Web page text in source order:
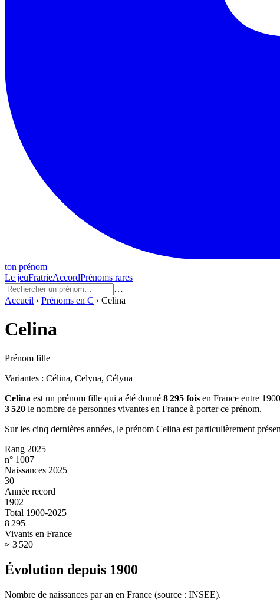
ton prénom
Le jeuFratrieAccordPrénoms rares
…
Accueil › Prénoms en C › Celina
Celina
Prénom fille
Variantes : Célina, Celyna, Célyna
Celina est un prénom fille qui a été donné 8 295 fois en France entre 1900
3 520 le nombre de personnes vivantes en France à porter ce prénom.
Sur les cinq dernières années, le prénom Celina est particulièrement
Rang 2025
n° 1007
Naissances 2025
30
Année record
1902
Total 1900-2025
8 295
Vivants en France
≈ 3 520
Évolution depuis 1900
Nombre de naissances par an en France (source : INSEE).